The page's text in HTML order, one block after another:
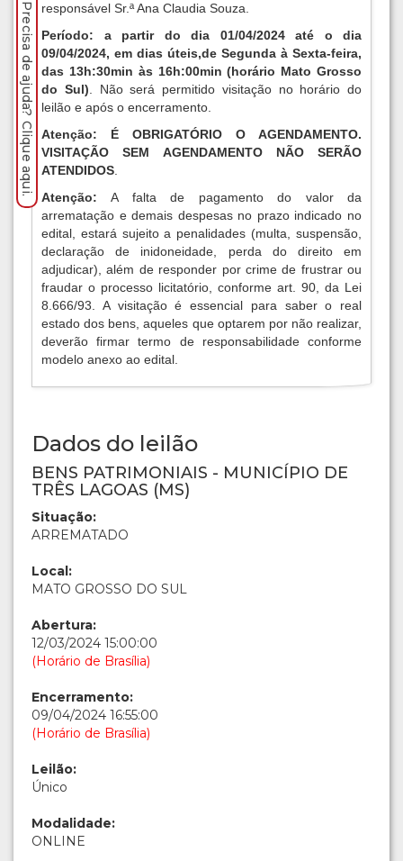
responsável Sr.ª Ana Claudia Souza.
Período: a partir do dia 01/04/2024 até o dia
09/04/2024, em dias úteis,de Segunda à Sexta-feira,
das 13h:30min às 16h:00min (horário Mato Grosso
do Sul) . Não será permitido visitação no horário do
leilão e após o encerramento.
Atenção: É OBRIGATÓRIO O AGENDAMENTO.
VISITAÇÃO SEM AGENDAMENTO NÃO SERÃO
ATENDIDOS
Atenção:A falta de pagamento do valor da
arrematação e demais despesas no prazo indicado no
edital, estará sujeito a penalidades (multa, suspensão,
declaração de inidoneidade, perda do direito em
adjudicar), além de responder por crime de frustrar ou
fraudar o processo licitatório, conforme art. 90, da Lei
8.666/93. A visitação é essencial para saber o real
estado dos bens, aqueles que optarem por não realizar,
deverão firmar termo de responsabilidade conforme
modelo anexo ao edital.
Dados do leilão
BENS PATRIMONIAIS - MUNICÍPIO DE
TRÊS LAGOAS (MS)
Situação:
ARREMATADO
Local:
MATO GROSSO DO SUL
Abertura:
12/03/2024 15:00:00
(Horário de Brasília)
Encerramento:
09/04/2024 16:55:00
(Horário de Brasília)
Leilão:
Único
Modalidade:
ONLINE
Precisa de ajuda? Clique aqui.